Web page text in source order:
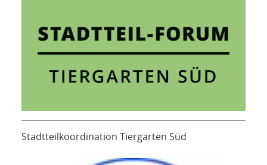
Stadtteilkoordination Tiergarten Süd